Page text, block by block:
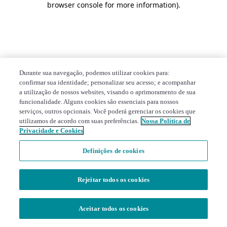
browser console for more information).
Durante sua navegação, podemos utilizar cookies para:
confirmar sua identidade; personalizar seu acesso; e acompanhar
a utilização de nossos websites, visando o aprimoramento de sua
funcionalidade. Alguns cookies são essenciais para nossos
serviços, outros opcionais. Você poderá gerenciar os cookies que
utilizamos de acordo com suas preferências. Nossa Política de
Privacidade e Cookies
Definições de cookies
Rejeitar todos os cookies
Aceitar todos os cookies